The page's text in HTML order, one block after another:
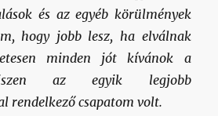
és az egyéb körülmények
hogy jobb lesz, ha elválnak
minden jót kívánok a
az egyik legjobb
rendelkező csapatom volt.